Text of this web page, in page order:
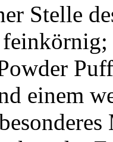
Stelle
einem